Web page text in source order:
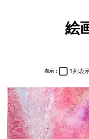
絵
表示： 1列表